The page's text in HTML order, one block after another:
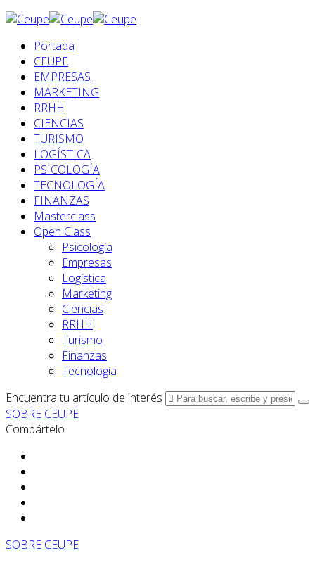
Portada
CEUPE
EMPRESAS
MARKETING
RRHH
CIENCIAS
TURISMO
LOGÍSTICA
PSICOLOGÍA
TECNOLOGÍA
FINANZAS
Masterclass
Open Class
Psicología
Empresas
Logística
Marketing
Ciencias
RRHH
Turismo
Finanzas
Tecnología
Encuentra tu artículo de interés
SOBRE CEUPE
Compártelo
SOBRE CEUPE